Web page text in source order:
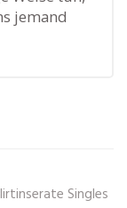
jemand
Singles